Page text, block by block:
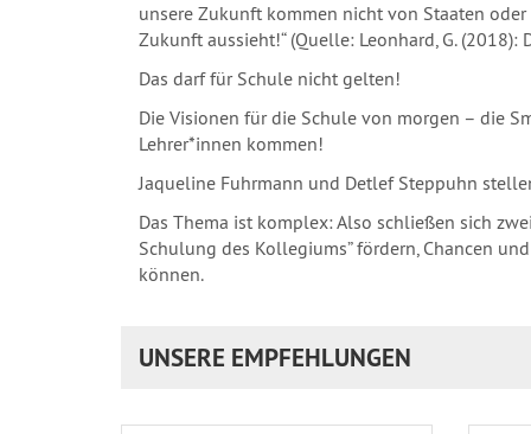
unsere Zukunft kommen nicht von Staaten
Zukunft aussieht!“ (Quelle: Leonhard, G.
Das darf für Schule nicht gelten!
Die Visionen für die Schule von morgen – die
Lehrer*innen kommen!
Jaqueline Fuhrmann und Detlef Steppuhn
Das Thema ist komplex: Also schließen sich
Schulung des Kollegiums” fördern, Chancen
können.
UNSERE EMPFEHLUNGEN